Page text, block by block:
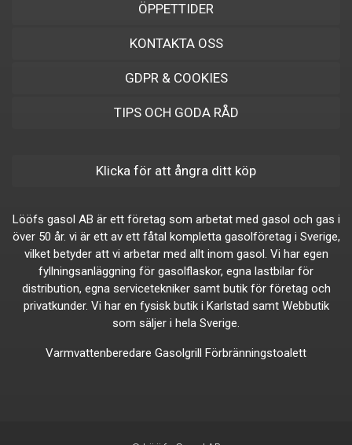
ÖPPETTIDER
KONTAKTA OSS
GDPR & COOKIES
TIPS OCH GODA RÅD
Klicka för att ångra ditt köp
Lööfs gasol AB är ett företag som arbetat med gasol och gas i
över 50 år. vi är ett av ett fåtal kompletta gasolföretag i Sverige,
vilket betyder att vi arbetar med allt inom gasol. Vi har egen
fyllningsanläggning för gasolflaskor, egna lastbilar för
distribution, egna servicetekniker samt butik för företag och
privatkunder. Vi har en fysisk butik i Karlstad samt Webbutik
som säljer i hela Sverige.
Varmvattenberedare Gasolgrill Förbränningstoalett